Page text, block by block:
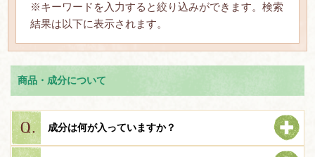
※キーワードを入力すると絞り込みができます。検索
結果は以下に表示されます。
商品・成分について
成分は何が入っていますか？